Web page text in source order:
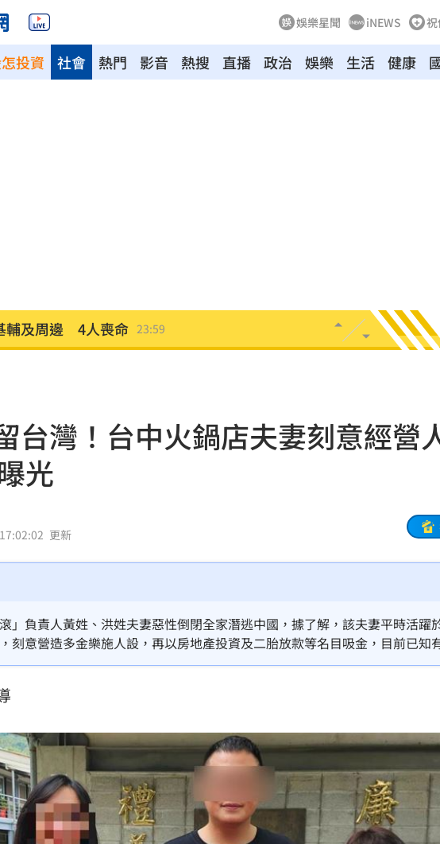
娛樂星聞 iNEWS
投資 熱門 影音 熱搜 直播 政治
社會 娛樂 生活 健康
輔及周邊 4人喪命
一步動向引人關注
年！罕談前夫互動
控助伊朗革命衛隊 23:37
Fed升息警報降溫
尼泊爾尋獲遺體
咖啡「7大守則」
中國背景組織主導
老婆」人妻氣炸 23:22
因1封信重回職場
廠 專家揭3大隱憂
12歲女童不治 23:07
板誤植HappiMess 22:59
台灣！台中火鍋店夫妻刻意經營
光
更新
」負責人黃姓、洪姓夫妻惡性倒閉全家潛逃中國，據了解，該夫妻平時活躍
刻意營造多金樂施人設，再以房地產投資及二胎放款等名目吸金，目前已知